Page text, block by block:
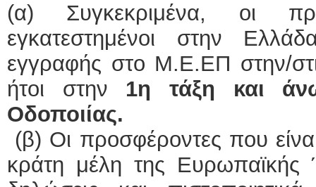
(α) Συγκεκριμένα, οι
εγκατεστημένοι στην
εγγραφής στο Μ.Ε.ΕΠ στην/
ήτοι στην 1η τάξη και
Οδοποιίας.
(β) Οι προσφέροντες που
κράτη μέλη της Ευρωπαϊκής